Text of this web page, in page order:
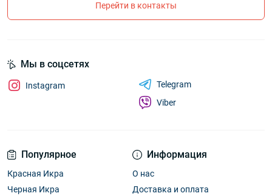
Перейти в контакты
Популярное
Красная Икра
Черная Икра
Информация
О нас
Доставка и оплата
Мы в соцсетях
Instagram
Telegram
Viber